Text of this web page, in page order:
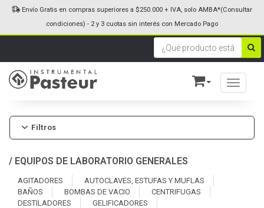
Toggle
Envío Gratis en compras superiores a $250.000 + IVA, solo AMBA*(Consultar
condiciones) - 2 y 3 cuotas sin interés con Mercado Pago
Filtros
/ EQUIPOS DE LABORATORIO GENERALES
AGITADORES
AUTOCLAVES, ESTUFAS Y MUFLAS
BAÑOS
BOMBAS DE VACIO
CENTRIFUGAS
DESTILADORES
GELIFICADORES